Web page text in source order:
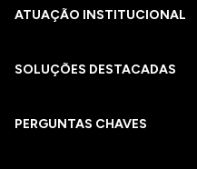
ATUAÇÃO INSTITUCIONAL
SOLUÇÕES DESTACADAS
PERGUNTAS CHAVES​